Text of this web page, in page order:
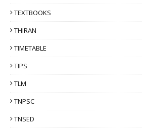
TEXTBOOKS
THIRAN
TIMETABLE
TIPS
TLM
TNPSC
TNSED